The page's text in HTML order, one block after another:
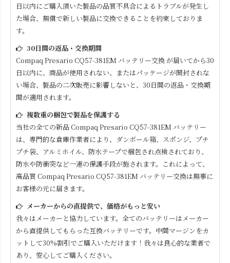
日以内にご購入頂いた製品の品質不具合によるトラブルが発生し
た場合、無償で新しい製品に交換できることを約束しておりま
す。
30日間の返品・交換期間
Compaq Presario CQ57-381EM バッテリー交換 が届いてから30
日以内に、商品が使用されない、またはパッケージが開封されな
い場合、製品の二次販売に影響しないと、30日間の返品・交換期
間が適用されます。
複数重の梱包で製品を保護する
当社の全ての新品Compaq Presario CQ57-381EM バッテリー
は、専門的な倉庫作業者により、ダンボール箱、スポンジ、プチ
プチ袋、アルミホイル、防水テープで梱包され点検されており、
防水や防衝突など一連の保護手段が施されます。これによって、
高品質 Compaq Presario CQ57-381EM バッテリー交換は無事に
お客様の元に届きます。
メーカーからの直提供で、価格がもっと安い
我々はメーカーと協力しています。全てのバッテリーはメーカー
から直提供してもらった互換バッテリーです。中間マージンをカ
ットして30%割引でご購入いただけます！我々は良心的な業者で
あり、安心してご購入ください。